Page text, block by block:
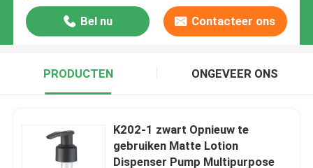
Bel nu Contacteer ons
PRODUCTEN ONGEVEER ONS
K202-1 zwart Opnieuw te
gebruiken Matte Lotion
Dispenser Pump Multipurpose